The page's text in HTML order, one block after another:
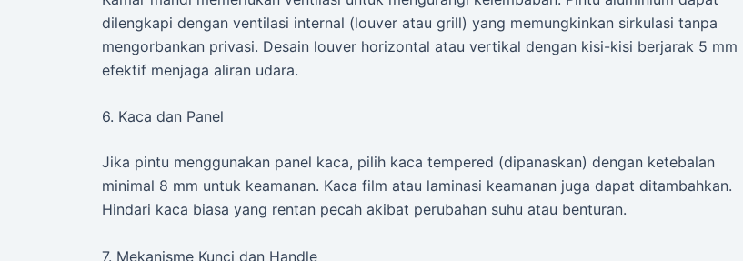
dilengkapi dengan ventilasi internal (louver atau grill) yang memungkinkan sirkulasi tanpa
mengorbankan privasi. Desain louver horizontal atau vertikal dengan kisi-kisi berjarak 5 mm
efektif menjaga aliran udara.
6. Kaca dan Panel
Jika pintu menggunakan panel kaca, pilih kaca tempered (dipanaskan) dengan ketebalan
minimal 8 mm untuk keamanan. Kaca film atau laminasi keamanan juga dapat ditambahkan.
Hindari kaca biasa yang rentan pecah akibat perubahan suhu atau benturan.
7. Mekanisme Kunci dan Handle